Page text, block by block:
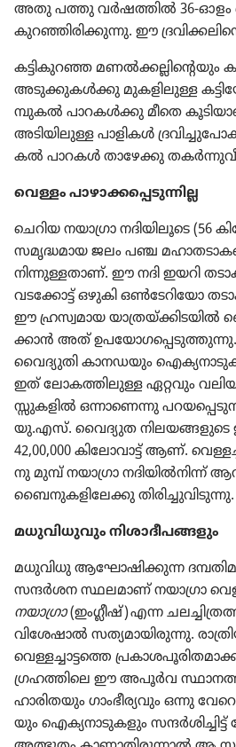
അതു പത്തു വർഷത്തിൽ 36-ഓളം
കുറഞ്ഞി​രി​ക്കു​ന്നു. ഈ
കട്ടികു​റഞ്ഞ മണൽക്ക​ല്ലി​ന്റെ​യും
അടുക്കു​കൾക്കു മുകളി​ലുള്ള
മ്പു​കൽ പാറകൾക്കു മീതെ
അടിയി​ലുള്ള പാളികൾ
കൽ പാറകൾ താഴേക്കു
വെള്ളം പാഴാ​ക്ക​പ്പെ​ടു​ന്നില്ല
ചെറിയ നയാഗ്രാ നദിയി​ലൂ​ടെ (56
സമൃദ്ധ​മായ ജലം പഞ്ച
നിന്നു​ള്ള​താണ്‌. ഈ നദി ഇയറി
വടക്കോട്ട്‌ ഒഴുകി ഒൺടേ​റി​യോ
ഈ ഹ്രസ്വ​മായ യാത്ര​യ്‌ക്കി​ട​യിൽ
ക്കാൻ അത്‌ ഉപയോ​ഗ​പ്പെ​ടു​ത്തു​ന്നു.
വൈദ്യു​തി കാനഡ​യും
ഇത്‌ ലോക​ത്തി​ലുള്ള ഏറ്റവും
സ്സു​ക​ളിൽ ഒന്നാ​ണെന്നു
യു.എസ്‌. വൈദ്യു​ത നിലയ​ങ്ങ​ളു​ടെ
42,00,000 കിലോ​വാട്ട്‌ ആണ്‌.
നു മുമ്പ്‌ നയാഗ്രാ നദിയിൽനിന്ന്‌
ബൈ​നു​ക​ളി​ലേക്കു തിരി​ച്ചു​വി​ടു​ന്നു.
മധുവി​ധു​വും നിശാ​ദീ​പ​ങ്ങ​ളും
മധുവി​ധു ആഘോ​ഷി​ക്കുന്ന
സന്ദർശന സ്ഥലമാണ്‌ നയാഗ്രാ
നയാഗ്രാ(ഇംഗ്ലീഷ്‌) എന്ന
വിശേ​ഷാൽ സത്യമാ​യി​രു​ന്നു.
വെള്ളച്ചാ​ട്ടത്തെ
ഗ്രഹത്തി​ലെ ഈ അപൂർവ
ഹാ​രി​ത​യും ഗാംഭീ​ര്യ​വും ഒന്നു
യും ഐക്യ​നാ​ടു​ക​ളും